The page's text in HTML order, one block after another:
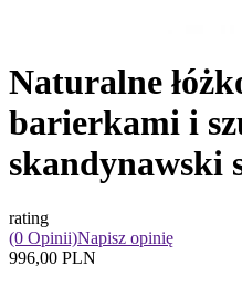
Naturalne
barierkami i
skandynawski
rating
(0 Opinii)Napisz opinię
996,00 PLN